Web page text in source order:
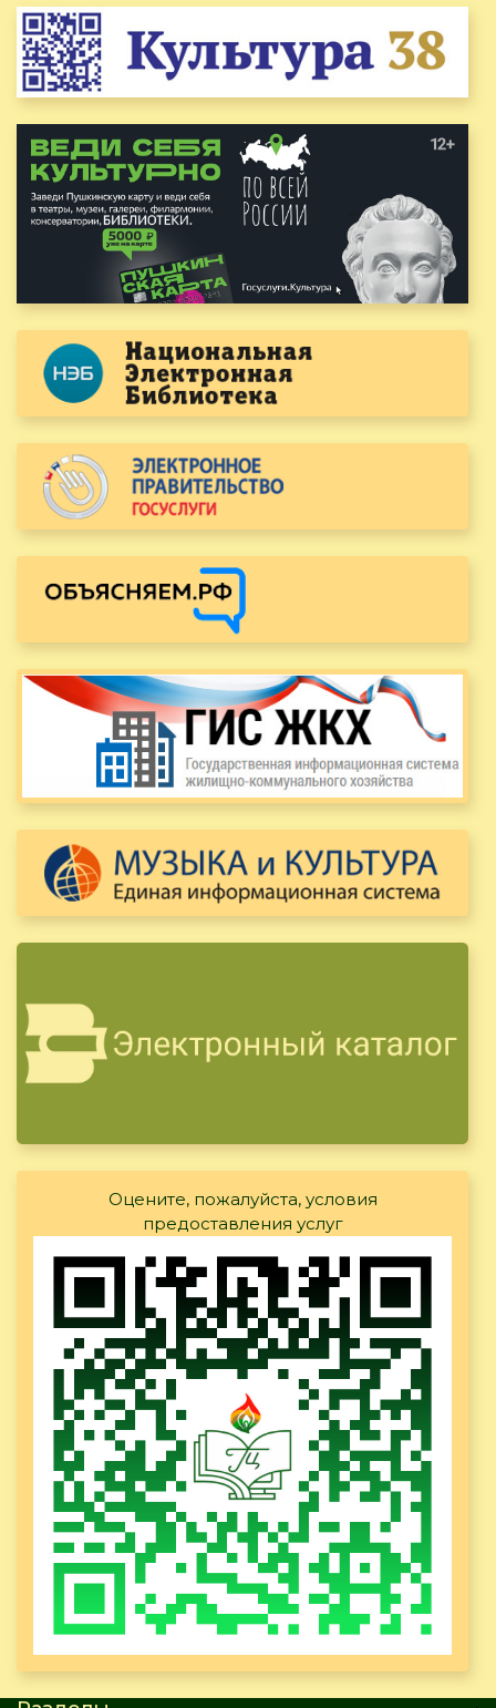
Оцените, пожалуйста, условия
предоставления услуг